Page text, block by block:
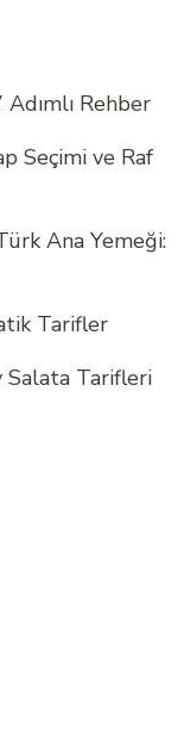
Rehber
Seçimi ve Raf
Ana Yemeği:
Tarifler
Salata Tarifleri